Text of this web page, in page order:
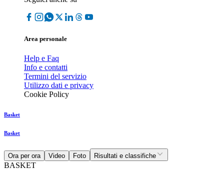
Area personale
Help e Faq
Info e contatti
Termini del servizio
Utilizzo dati e privacy
Cookie Policy
Basket
Basket
Ora per ora Video Foto Risultati e classifiche
BASKET